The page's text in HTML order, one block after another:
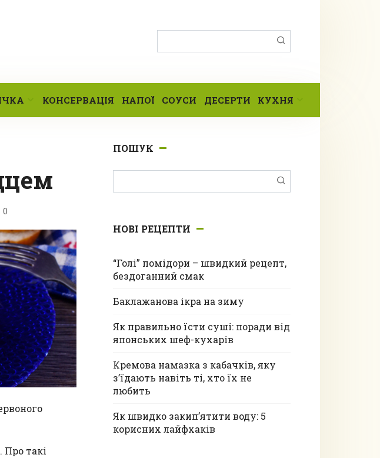
КОНСЕРВАЦІЯ НАПОЇ СОУСИ ДЕСЕРТИ КУХНЯ
0
Про такі
ПОШУК
НОВІ РЕЦЕПТИ
“Голі” помідори – швидкий рецепт,
бездоганний смак
Баклажанова ікра на зиму
Як правильно їсти суші: поради від
японських шеф-кухарів
Кремова намазка з кабачків, яку
з’їдають навіть ті, хто їх не
любить
Як швидко закип’ятити воду: 5
корисних лайфхаків